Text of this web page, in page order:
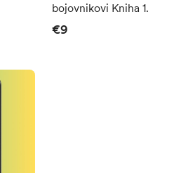
bojovnikovi Kniha 1.
€9